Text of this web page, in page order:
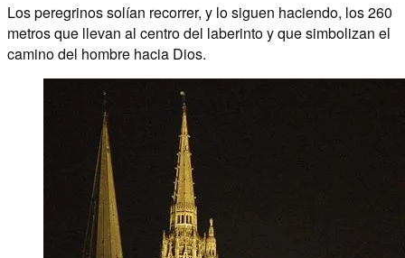
Los peregrinos solían recorrer, y lo siguen haciendo, los 260
metros que llevan al centro del laberinto y que simbolizan el
camino del hombre hacia Dios.